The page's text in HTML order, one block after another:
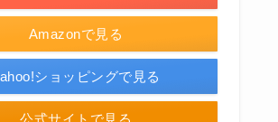
Amazonで見る
ショッピングで見る
公式サイトで見る